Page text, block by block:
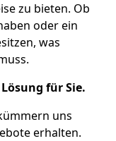
zu bieten. Ob
oder ein
was
für Sie.
uns
erhalten.